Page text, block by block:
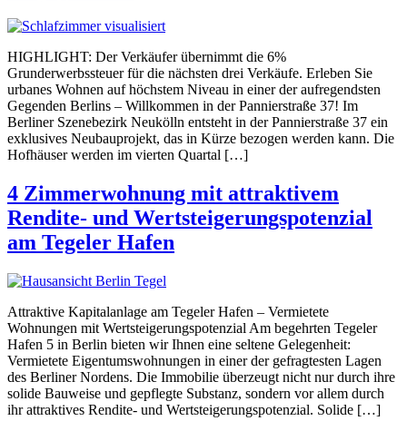
HIGHLIGHT: Der Verkäufer übernimmt die 6%
Grunderwerbssteuer für die nächsten drei Verkäufe. Erleben Sie
urbanes Wohnen auf höchstem Niveau in einer der aufregendsten
Gegenden Berlins – Willkommen in der Pannierstraße 37! Im
Berliner Szenebezirk Neukölln entsteht in der Pannierstraße 37 ein
exklusives Neubauprojekt, das in Kürze bezogen werden kann. Die
Hofhäuser werden im vierten Quartal […]
4 Zimmerwohnung mit attraktivem
Rendite- und Wertsteigerungspotenzial
am Tegeler Hafen
Attraktive Kapitalanlage am Tegeler Hafen – Vermietete
Wohnungen mit Wertsteigerungspotenzial Am begehrten Tegeler
Hafen 5 in Berlin bieten wir Ihnen eine seltene Gelegenheit:
Vermietete Eigentumswohnungen in einer der gefragtesten Lagen
des Berliner Nordens. Die Immobilie überzeugt nicht nur durch ihre
solide Bauweise und gepflegte Substanz, sondern vor allem durch
ihr attraktives Rendite- und Wertsteigerungspotenzial. Solide […]